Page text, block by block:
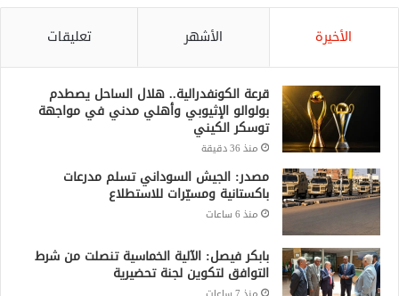
الأخيرة الأشهر تعليقات
قرعة الكونفدرالية.. هلال الساحل يصطدم
بولوالو الإثيوبي وأهلي مدني في مواجهة
توسكر الكيني
منذ 36 دقيقة
مصدر: الجيش السوداني تسلم مدرعات
باكستانية ومسيّرات للاستطلاع
منذ 6 ساعات
بابكر فيصل: الآلية الخماسية تنصلت من شرط
التوافق لتكوين لجنة تحضيرية